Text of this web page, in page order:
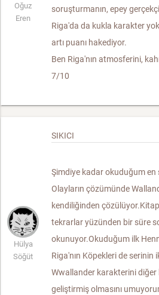
Oğuz
Eren
soruşturmanın, epey
Riga'da da kukla karakter
artı puanı hakediyor.
Ben Riga'nın atmosferini,
7/10
Hülya
Söğüt
SIKICI
Şimdiye kadar okuduğum en
Olayların çözümünde
kendiliğinden
tekrarlar yüzünden bir süre
okunuyor.Okuduğum ilk
Riga'nın Köpekleri de serinin
Wwallander karakterini
geliştirmiş olmasını